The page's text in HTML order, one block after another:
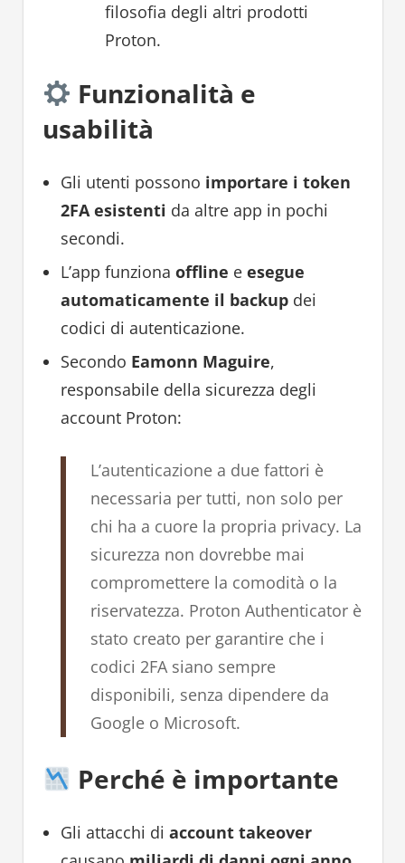
filosofia degli altri prodotti
Proton.
Funzionalità e
usabilità
Gli utenti possono importare i token
2FA esistenti da altre app in pochi
secondi.
L’app funziona offline e esegue
automaticamente il backupdei
codici di autenticazione.
Secondo Eamonn Maguire,
responsabile della sicurezza degli
account Proton:
L’autenticazione a due fattori è
necessaria per tutti, non solo per
chi ha a cuore la propria privacy. La
sicurezza non dovrebbe mai
compromettere la comodità o la
riservatezza. Proton Authenticator è
stato creato per garantire che i
codici 2FA siano sempre
disponibili, senza dipendere da
Google o Microsoft.
Perché è importante
Gli attacchi di account takeover